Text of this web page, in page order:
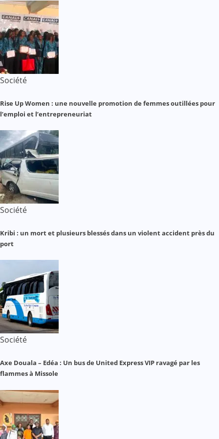
Société
Rise Up Women : une nouvelle promotion de femmes outillées pour
l’emploi et l’entrepreneuriat
Société
Kribi : un mort et plusieurs blessés dans un violent accident près du
port
Société
Axe Douala – Edéa : Un bus de United Express VIP ravagé par les
flammes à Missole